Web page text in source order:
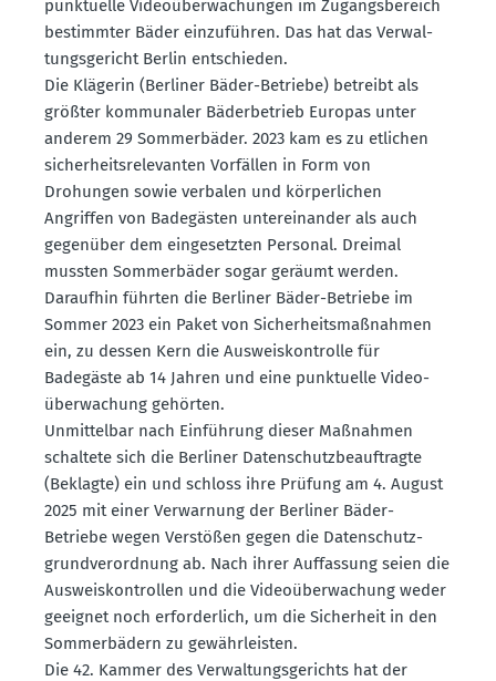
punktuelle Video­über­wa­chungen im Zugangs­be­reich
bestimmter Bäder einzu­führen. Das hat das Verwal­
tungs­ge­richt Berlin entschieden.
Die Klägerin (Berliner Bäder-Betriebe) betreibt als
größter kommu­naler Bäder­be­trieb Europas unter
anderem 29 Sommer­bäder. 2023 kam es zu etlichen
sicher­heits­re­le­vanten Vorfällen in Form von
Drohungen sowie verbalen und körper­lichen
Angriffen von Badegästen unter­ein­ander als auch
gegenüber dem einge­setzten Personal. Dreimal
mussten Sommer­bäder sogar geräumt werden.
Daraufhin führten die Berliner Bäder-Betriebe im
Sommer 2023 ein Paket von Sicher­heits­maß­nahmen
ein, zu dessen Kern die Ausweis­kon­trolle für
Badegäste ab 14 Jahren und eine punktuelle Video­
über­wa­chung gehörten.
Unmit­telbar nach Einführung dieser Maßnahmen
schaltete sich die Berliner Daten­schutz­be­auf­tragte
(Beklagte) ein und schloss ihre Prüfung am 4. August
2025 mit einer Verwarnung der Berliner Bäder-
Betriebe wegen Verstößen gegen die Daten­schutz­
grund­ver­ordnung ab. Nach ihrer Auffassung seien die
Ausweis­kon­trollen und die Video­über­wa­chung weder
geeignet noch erfor­derlich, um die Sicherheit in den
Sommer­bädern zu gewähr­leisten.
Die 42. Kammer des Verwal­tungs­ge­richts hat der